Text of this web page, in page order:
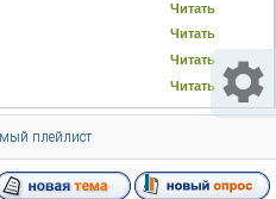
Читать
Читать
Читать
Читать
плейлист